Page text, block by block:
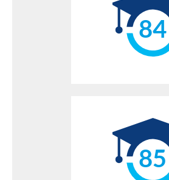
84
85